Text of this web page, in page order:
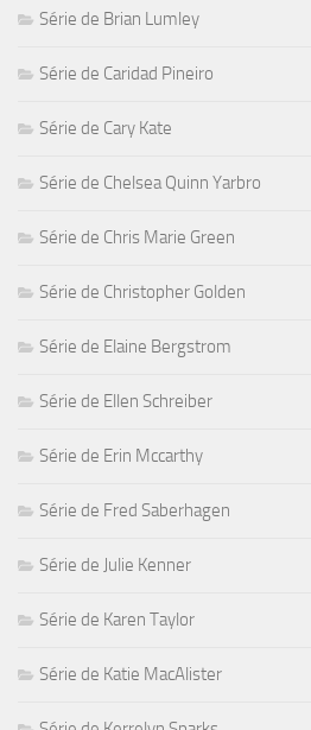
Série de Brian Lumley
Série de Caridad Pineiro
Série de Cary Kate
Série de Chelsea Quinn Yarbro
Série de Chris Marie Green
Série de Christopher Golden
Série de Elaine Bergstrom
Série de Ellen Schreiber
Série de Erin Mccarthy
Série de Fred Saberhagen
Série de Julie Kenner
Série de Karen Taylor
Série de Katie MacAlister